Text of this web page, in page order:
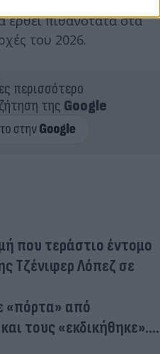
πιθανότατα στα
του 2026.
περισσότερο
της Google
που τεράστιο έντομο
Τζένιφερ Λόπεζ σε
«πόρτα» από
τους «εκδικήθηκε»....